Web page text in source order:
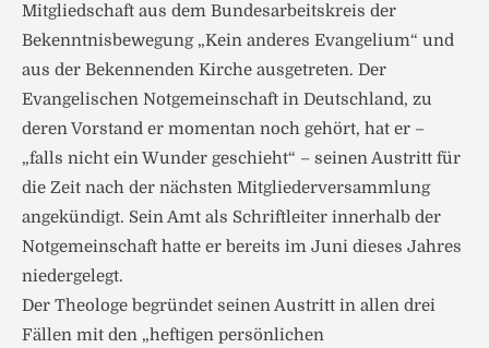
Mitgliedschaft aus dem Bundesarbeitskreis der
Bekenntnisbewegung „Kein anderes Evangelium“ und
aus der Bekennenden Kirche ausgetreten. Der
Evangelischen Notgemeinschaft in Deutschland, zu
deren Vorstand er momentan noch gehört, hat er –
„falls nicht ein Wunder geschieht“ – seinen Austritt für
die Zeit nach der nächsten Mitgliederversammlung
angekündigt. Sein Amt als Schriftleiter innerhalb der
Notgemeinschaft hatte er bereits im Juni dieses Jahres
niedergelegt.
Der Theologe begründet seinen Austritt in allen drei
Fällen mit den „heftigen persönlichen